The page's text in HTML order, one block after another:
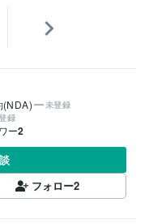
(NDA) 未登録
録
ー2
フォロー2